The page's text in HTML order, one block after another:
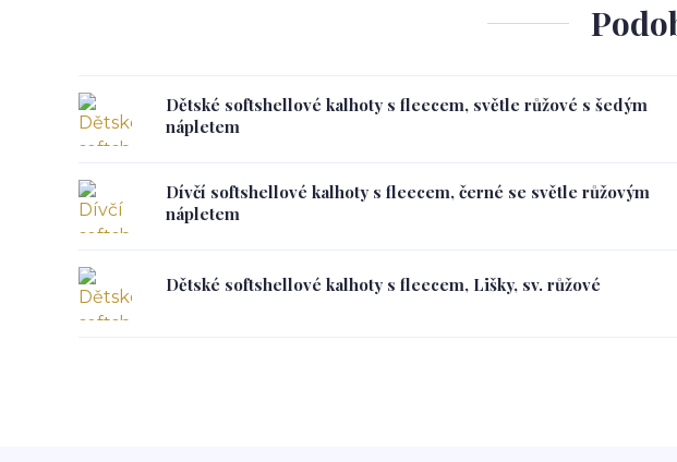
Dětské softshellové kalhoty s fleecem, světle růžové s šedým
nápletem
Dívčí softshellové kalhoty s fleecem, černé se světle růžovým
nápletem
Dětské softshellové kalhoty s fleecem, Lišky, sv. růžové